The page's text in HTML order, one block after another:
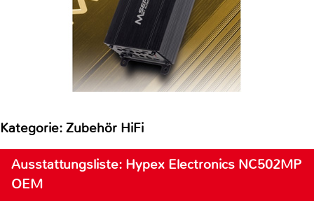
Kategorie: Zubehör HiFi
Ausstattungsliste: Hypex Electronics NC502MP
OEM